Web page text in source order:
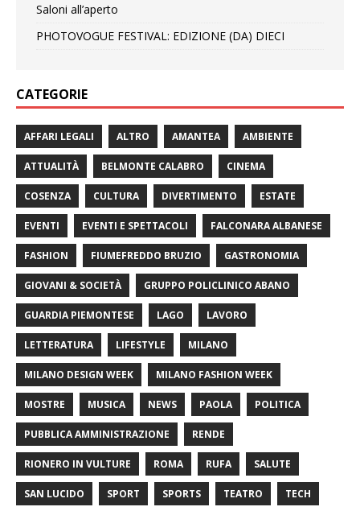
Saloni all’aperto
PHOTOVOGUE FESTIVAL: EDIZIONE (DA) DIECI
CATEGORIE
AFFARI LEGALI ALTRO AMANTEA AMBIENTE
ATTUALITÀ BELMONTE CALABRO CINEMA
COSENZA CULTURA DIVERTIMENTO ESTATE
EVENTI EVENTI E SPETTACOLI FALCONARA ALBANESE
FASHION FIUMEFREDDO BRUZIO GASTRONOMIA
GIOVANI & SOCIETÀ GRUPPO POLICLINICO ABANO
GUARDIA PIEMONTESE LAGO LAVORO
LETTERATURA LIFESTYLE MILANO
MILANO DESIGN WEEK MILANO FASHION WEEK
MOSTRE MUSICA NEWS PAOLA POLITICA
PUBBLICA AMMINISTRAZIONE RENDE
RIONERO IN VULTURE ROMA RUFA SALUTE
SAN LUCIDO SPORT SPORTS TEATRO TECH